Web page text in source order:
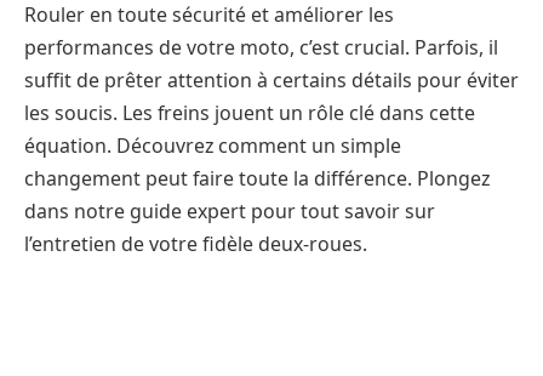
Rouler en toute sécurité et améliorer les
performances de votre moto, c’est crucial. Parfois, il
suffit de prêter attention à certains détails pour éviter
les soucis. Les freins jouent un rôle clé dans cette
équation. Découvrez comment un simple
changement peut faire toute la différence. Plongez
dans notre guide expert pour tout savoir sur
l’entretien de votre fidèle deux-roues.